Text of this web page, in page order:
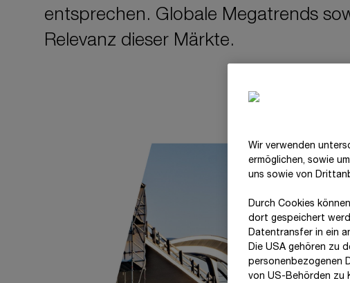
entsprechen. Globale Megatrends
Relevanz dieser Märkte.
Wir verwenden
ermöglichen, sowie
uns sowie von
Durch Cookies
dort gespeichert
Datentransfer in ein
Die USA gehören zu
personenbezogenen
von US-Behörden zu